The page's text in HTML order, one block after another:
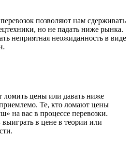
позволяют нам сдерживать
но не падать ниже рынка.
неприятная неожиданность в виде
цены или давать ниже
Те, кто ломают цены
на вас в процессе перевозки.
в цене в теории или